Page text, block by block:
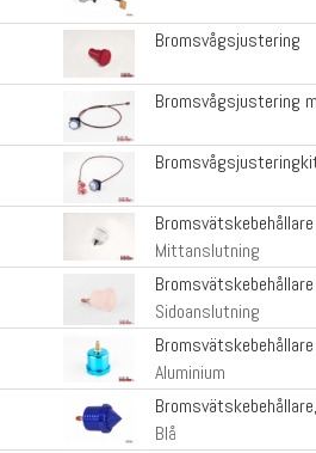
Bromsvågsjustering
Bromsvågsjustering
Bromsvätskebehållare
Mittanslutning
Bromsvätskebehållare
Sidoanslutning
Bromsvätskebehållare
Aluminium
Blå